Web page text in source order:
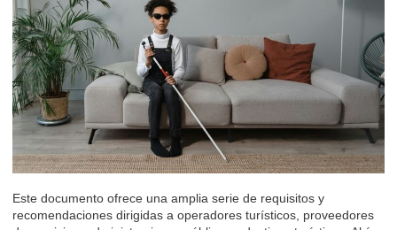
Este documento ofrece una amplia serie de requisitos y
recomendaciones dirigidas a operadores turísticos, proveedores